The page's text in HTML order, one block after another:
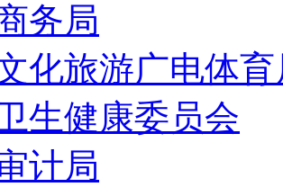
务局
化旅游广电体育
生健康委员会
计局